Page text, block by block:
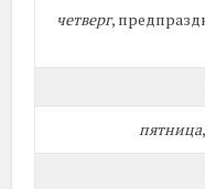
четверг,
пятница